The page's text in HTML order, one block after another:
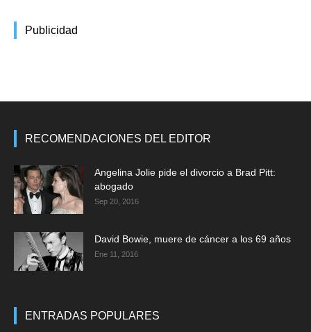
Publicidad
RECOMENDACIONES DEL EDITOR
Angelina Jolie pide el divorcio a Brad Pitt:
abogado
Sep 20, 2016
David Bowie, muere de cáncer a los 69 años
Ene 11, 2016
ENTRADAS POPULARES